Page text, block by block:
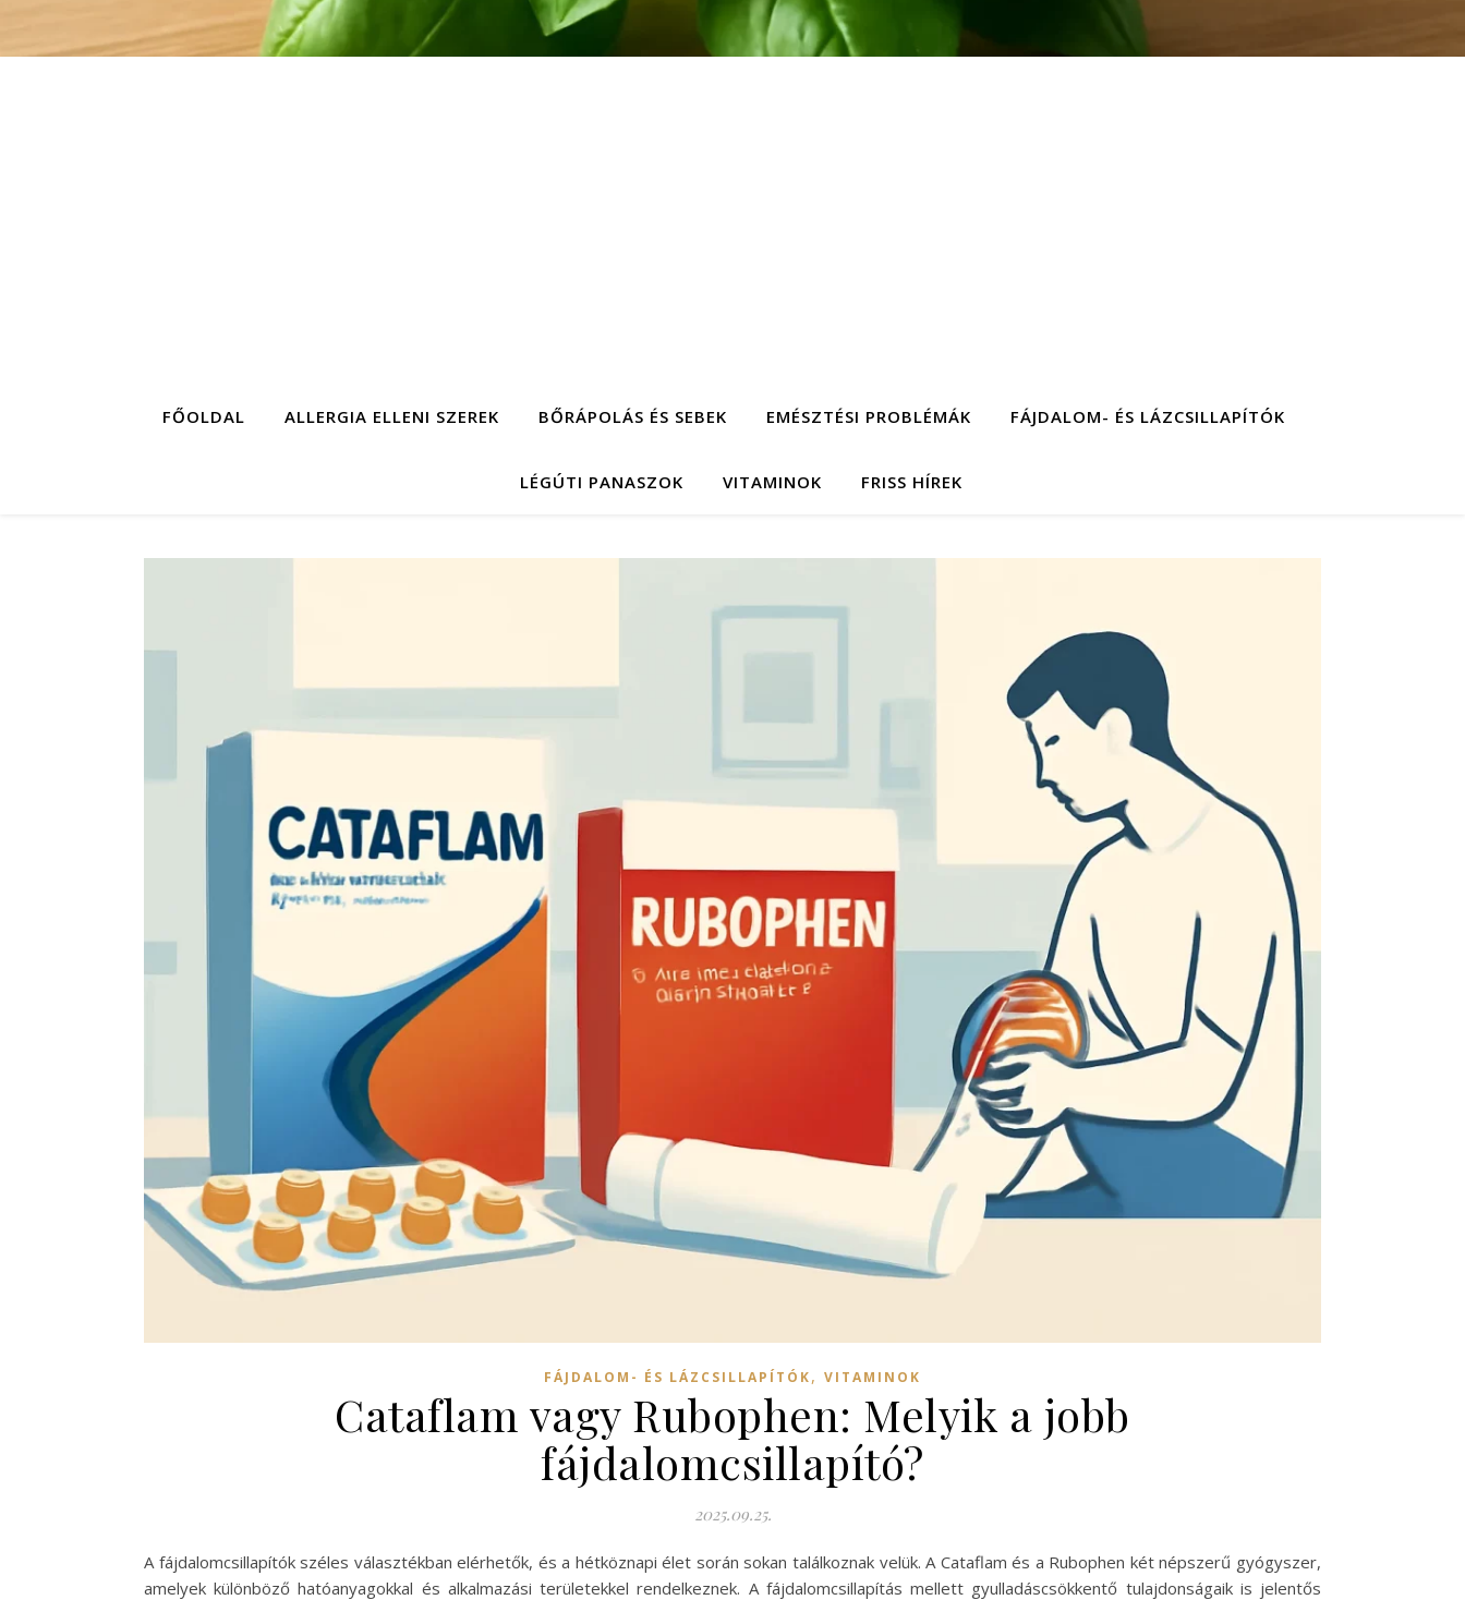
FŐOLDAL ALLERGIA ELLENI SZEREK BŐRÁPOLÁS ÉS SEBEK EMÉSZTÉSI PROBLÉMÁK FÁJDALOM- ÉS LÁZCSILLAPÍTÓK
LÉGÚTI PANASZOK VITAMINOK FRISS HÍREK
FÁJDALOM- ÉS LÁZCSILLAPÍTÓK, VITAMINOK
Cataflam vagy Rubophen: Melyik a jobb
fájdalomcsillapító?
2025.09.25.
A fájdalomcsillapítók széles választékban elérhetők, és a hétköznapi élet során sokan találkoznak velük. A Cataflam és a Rubophen két népszerű gyógyszer,
amelyek különböző hatóanyagokkal és alkalmazási területekkel rendelkeznek. A fájdalomcsillapítás mellett gyulladáscsökkentő tulajdonságaik is jelentős